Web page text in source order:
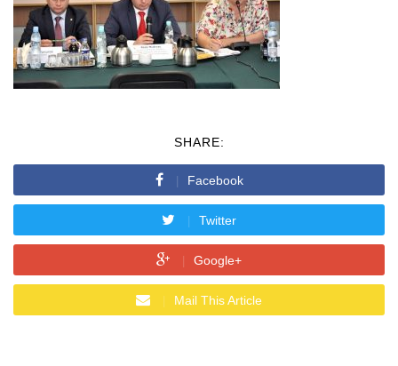
SHARE:
Facebook
Twitter
Google+
Mail This Article